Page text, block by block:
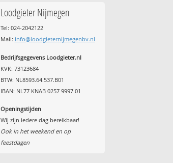
Loodgieter Nijmegen
Tel: 024-2042122
Mail: info@loodgieternijmegenbv.nl
Bedrijfsgegevens Loodgieter.nl
KVK: 73123684
BTW: NL8593.64.537.B01
IBAN: NL77 KNAB 0257 9997 01
Openingstijden
Wij zijn iedere dag bereikbaar!
Ook in het weekend en op
feestdagen